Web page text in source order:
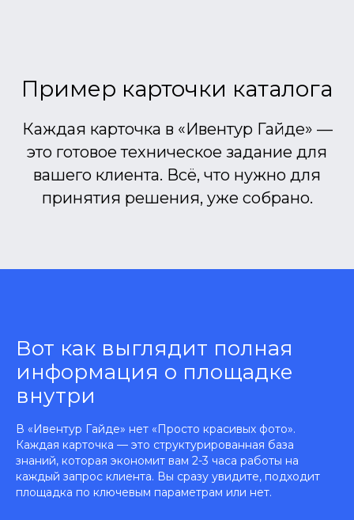
Пример карточки каталога
Каждая карточка в «Ивентур Гайде» —
это готовое техническое задание для
вашего клиента. Всё, что нужно для
принятия решения, уже собрано.
Вот как выглядит полная
информация о площадке
внутри
В «Ивентур Гайде» нет «Просто красивых фото».
Каждая карточка — это структурированная база
знаний, которая экономит вам 2-3 часа работы на
каждый запрос клиента. Вы сразу увидите, подходит
площадка по ключевым параметрам или нет.